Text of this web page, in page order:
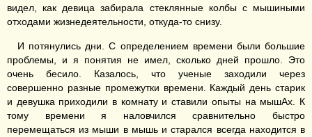
видел, как девица забирала стеклянные колбы с мышиными
отходами жизнедеятельности, откуда-то снизу.
И потянулись дни. С определением времени были большие
проблемы, и я понятия не имел, сколько дней прошло. Это
очень бесило. Казалось, что ученые заходили через
совершенно разные промежутки времени. Каждый день старик
и девушка приходили в комнату и ставили опыты на мышАх. К
тому времени я наловчился сравнительно быстро
перемещаться из мыши в мышь и старался всегда находится в